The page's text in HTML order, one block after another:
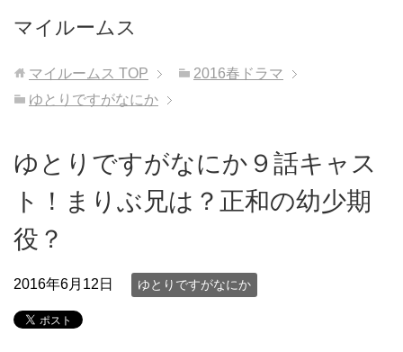
マイルームス
マイルームス TOP
2016春ドラマ
ゆとりですがなにか
ゆとりですがなにか９話キャス
ト！まりぶ兄は？正和の幼少期
役？
2016年6月12日 ゆとりですがなにか